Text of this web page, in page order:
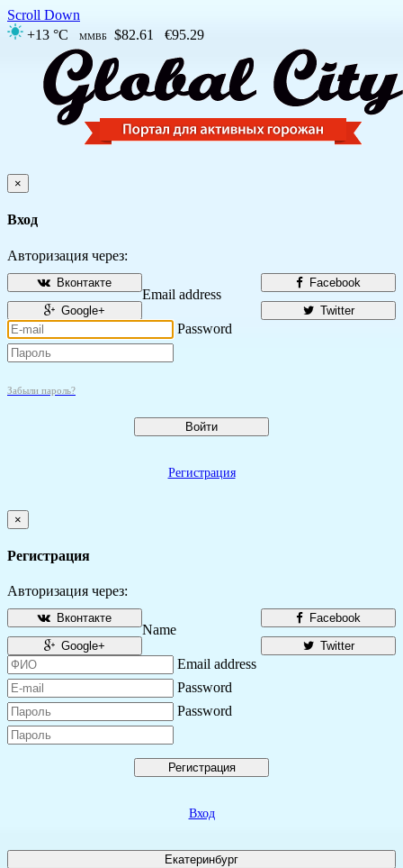
Scroll Down
+13 °C
ММВБ $82.61 €95.29
×
Вход
Авторизация через:
Facebook
Вконтакте
Twitter
Google+
Email address
Password
Забыли пароль?
Войти
Регистрация
×
Регистрация
Авторизация через:
Facebook
Вконтакте
Twitter
Google+
Name
Email address
Password
Password
Регистрация
Вход
Екатеринбург